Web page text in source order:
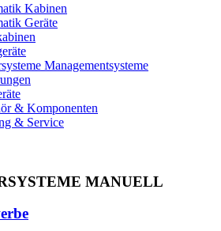
Kabinen
Geräte
Managementsysteme
& Komponenten
& Service
MANUELL